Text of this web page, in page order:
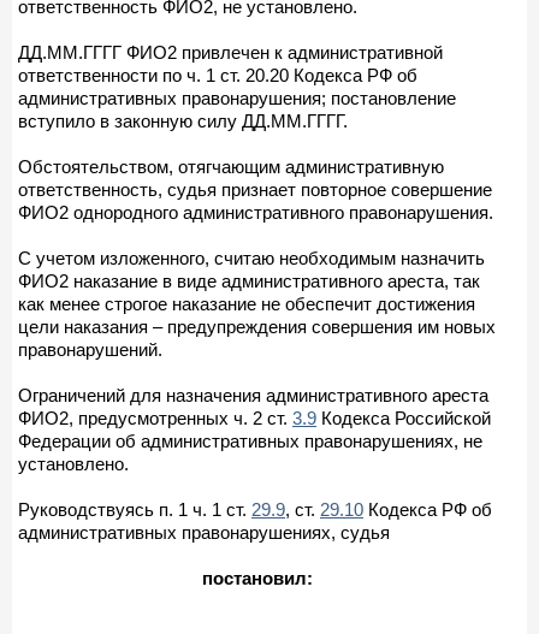
ответственность ФИО2, не установлено.
ДД.ММ.ГГГГ ФИО2 привлечен к административной
ответственности по ч. 1 ст. 20.20 Кодекса РФ об
административных правонарушения; постановление
вступило в законную силу ДД.ММ.ГГГГ.
Обстоятельством, отягчающим административную
ответственность, судья признает повторное совершение
ФИО2 однородного административного правонарушения.
С учетом изложенного, считаю необходимым назначить
ФИО2 наказание в виде административного ареста, так
как менее строгое наказание не обеспечит достижения
цели наказания – предупреждения совершения им новых
правонарушений.
Ограничений для назначения административного ареста
ФИО2, предусмотренных ч. 2 ст. 3.9 Кодекса Российской
Федерации об административных правонарушениях, не
установлено.
Руководствуясь п. 1 ч. 1 ст. 29.9, ст. 29.10 Кодекса РФ об
административных правонарушениях, судья
постановил: